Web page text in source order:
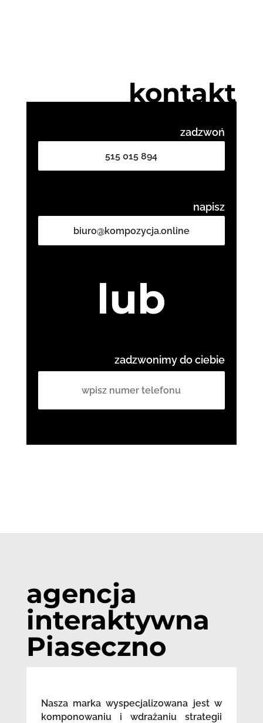
kontakt
zadzwoń
515 015 894
napisz
biuro@kompozycja.online
lub
zadzwonimy do ciebie
agencja
interaktywna
Piaseczno
Nasza marka wyspecjalizowana jest w
komponowaniu i wdrażaniu strategii